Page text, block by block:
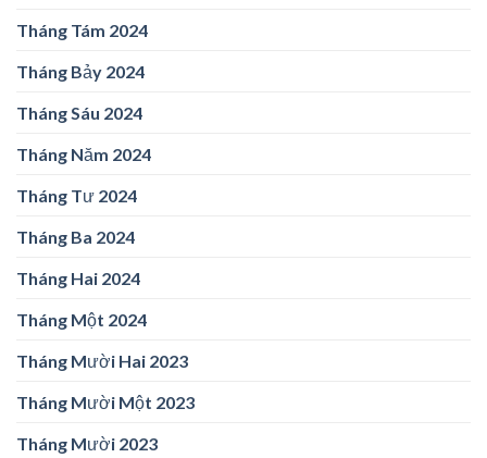
Tháng Tám 2024
Tháng Bảy 2024
Tháng Sáu 2024
Tháng Năm 2024
Tháng Tư 2024
Tháng Ba 2024
Tháng Hai 2024
Tháng Một 2024
Tháng Mười Hai 2023
Tháng Mười Một 2023
Tháng Mười 2023